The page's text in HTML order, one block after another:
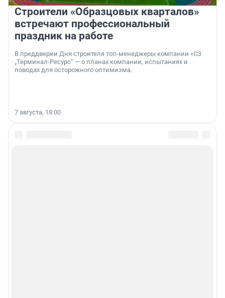
Строители «Образцовых кварталов»
встречают профессиональный
праздник на работе
В преддверии Дня строителя топ-менеджеры компании «СЗ
„Терминал-Ресурс“ — о планах компании, испытаниях и
поводах для осторожного оптимизма.
7 августа, 18:00